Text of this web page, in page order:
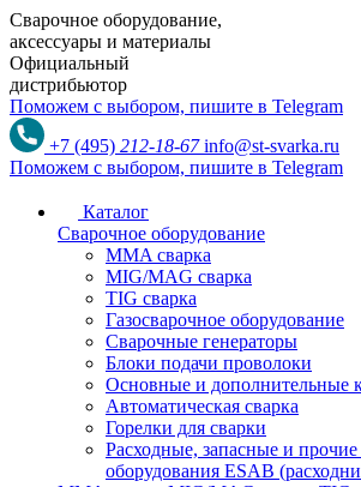
Сварочное оборудование,
аксессуары и материалы
Официальный
дистрибьютор
Поможем с выбором, пишите в Telegram
+7 (495) 212-18-67 info@st-svarka.ru
Поможем с выбором, пишите в Telegram
Каталог
Сварочное оборудование
MMA сварка
MIG/MAG сварка
TIG сварка
Газосварочное оборудование
Сварочные генераторы
Блоки подачи проволоки
Основные и дополнительные
Автоматическая сварка
Горелки для сварки
Расходные, запасные и прочие
оборудования ESAB